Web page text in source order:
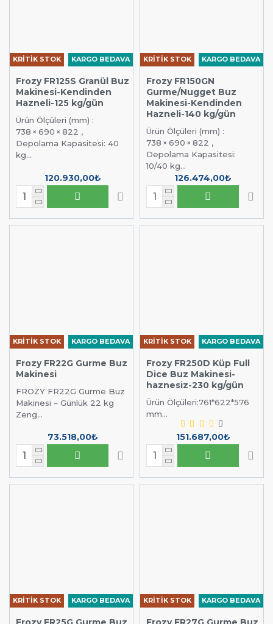
KARGO BEDAVA
KRİTİK STOK
Frozy FR125S Granül Buz
Makinesi-Kendinden
Hazneli-125 kg/gün
Ürün Ölçüleri (mm) :
738 × 690 × 822 ,
Depolama Kapasitesi: 40
kg...
120.930,00₺
KARGO BEDAVA
KRİTİK STOK
Frozy FR150GN
Gurme/Nugget Buz
Makinesi-Kendinden
Hazneli-140 kg/gün
Ürün Ölçüleri (mm) :
738 × 690 × 822 ,
Depolama Kapasitesi:
10/40 kg...
126.474,00₺
KARGO BEDAVA
KRİTİK STOK
Frozy FR22G Gurme Buz
Makinesi
FROZY FR22G Gurme Buz
Makinesi – Günlük 22 kg
Zeng...
73.518,00₺
KARGO BEDAVA
KRİTİK STOK
Frozy FR250D Küp Full
Dice Buz Makinesi-
haznesiz-230 kg/gün
Ürün Ölçüleri:761*622*576
mm...
151.687,00₺
KARGO BEDAVA
KRİTİK STOK KARGO BEDAVA
KRİTİK STOK